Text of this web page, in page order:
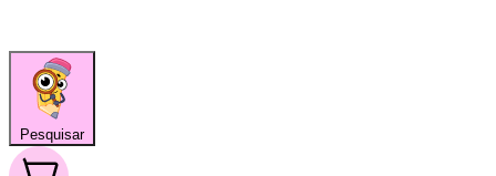
Pesquisar